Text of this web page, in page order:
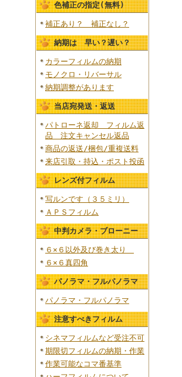
色補正の指定(無料)
補正あり？ 補正なし？
納期は 早い？遅い？
カラーフィルムの納期
モノクロ・リバーサル
納期調整があります
当店宛発送・返送
パトローネ返却 フィルム返
品 注文キャンセル返品
商品の返送/梱包/重複送料
来店引取・持込・ポスト投函
レンズ付フィルム
写ルンです（３５ミリ）
ＡＰＳフィルム
中判カメラ・ブローニー
６×６以外及び巻き太り
６×６真四角
パノラマ・フルパノラマ
パノラマ・フルパノラマ
注意すべきフィルム
シネマフィルムなど受注不可
期限切フィルムの納期・作業
作業可能なコマ番基準